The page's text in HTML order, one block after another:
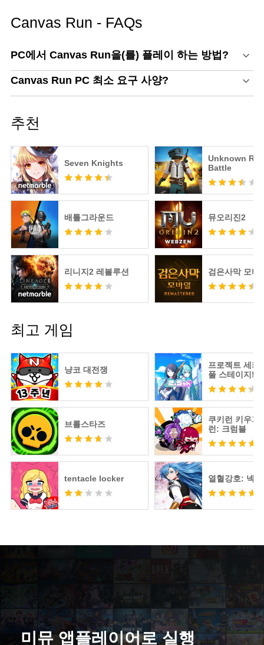
Canvas Run - FAQs
PC에서 Canvas Run을(를) 플레이 하는 방법?
Canvas Run PC 최소 요구 사양?
추천
Seven Knights
Unknown
Battle
배틀그라운드 뮤오리진2
리니지2 레볼루션 검은사막 모바
최고 게임
냥코 대전쟁
브롤스타즈
tentacle locker
프로젝트 세카
풀 스테이지!
츠네 미쿠
쿠키런 키우기
런: 크럼블
열혈강호: 넥
미뮤 앱플레이어로 실행